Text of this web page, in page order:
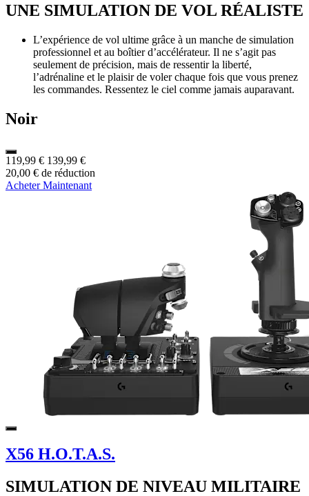
UNE SIMULATION DE VOL RÉALISTE
L’expérience de vol ultime grâce à un manche de simulation
professionnel et au boîtier d’accélérateur. Il ne s’agit pas
seulement de précision, mais de ressentir la liberté,
l’adrénaline et le plaisir de voler chaque fois que vous prenez
les commandes. Ressentez le ciel comme jamais auparavant.
Noir
119,99 € 139,99 €
20,00 € de réduction
Acheter Maintenant
X56 H.O.T.A.S.
SIMULATION DE NIVEAU MILITAIRE